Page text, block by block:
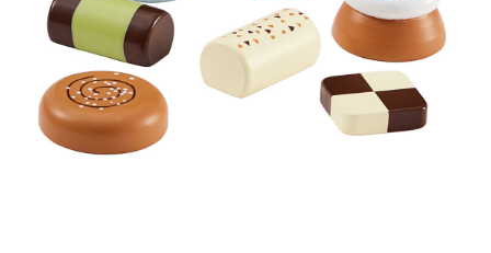
Tillbehör
Reservdelar
Kampanjer